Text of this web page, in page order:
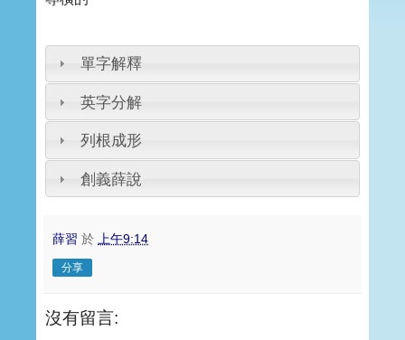
單字解釋
英字分解
列根成形
創義薛說
薛習 於 上午9:14
分享
沒有留言: